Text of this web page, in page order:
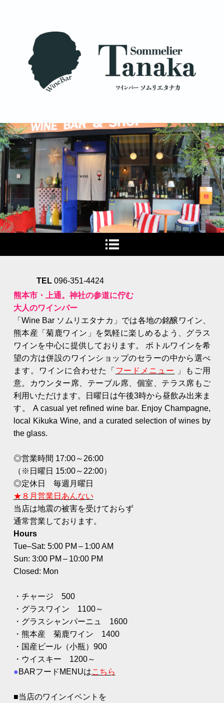
TEL 096-351-4424
熊本市・上通。神社の参道に佇む
大人のワインバー
「Wine Bar ソムリエタナカ」では各地の銘醸ワイン、
熊本産「菊鹿ワイン」を気軽に楽しめるよう、グラス
ワインを中心に提供しております。 ボトルワインを希
望の方は併設のワインショップのセラーの中から選べ
ます。ワインに合わせた「 フードメニュー
」もご用
意。カウンター席、テーブル席、個室、テラス席もご
利用いただけます。
日曜日は午後3時から昼飲み出来ま
す。 A casual yet refined wine bar. Enjoy Champagne,
local Kikuka Wine, and a curated selection of wines by
the glass.
◎営業時間 17:00～26:00
（※日曜日 15:00～22:00）
◎定休日 毎週月曜日
★８ 月 営業日あんない
当店は地震の被害を受けておらず
通常営業しております。
Hours
Tue–Sat: 5:00 PM – 1:00 AM
Sun: 3:00 PM – 10:00 PM
Closed: Mon
・チャージ 500
・グラスワイン 1100～
・グラスシャンパーニュ 1600
・熊本産 菊鹿ワイン 1400
・国産ビール（小瓶）900
・ウイスキー 1200～
●BARフードMENUはこちら
■当店のワインイベントを